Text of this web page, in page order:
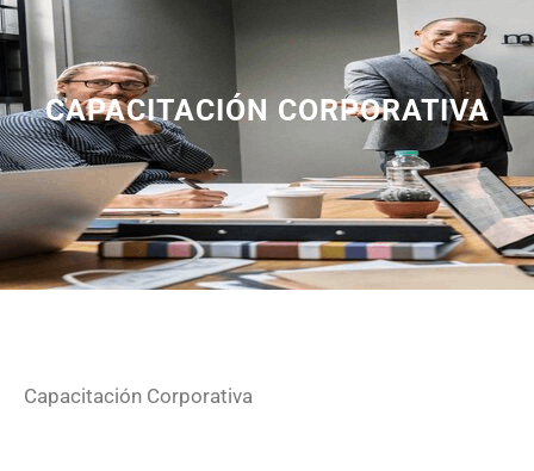
CAPACITACIÓN CORPORATIVA
Capacitación Corporativa